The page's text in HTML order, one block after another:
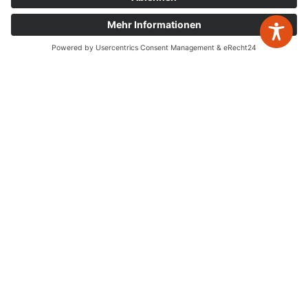
zurück zur Übersicht
Newsletter Anmeldung